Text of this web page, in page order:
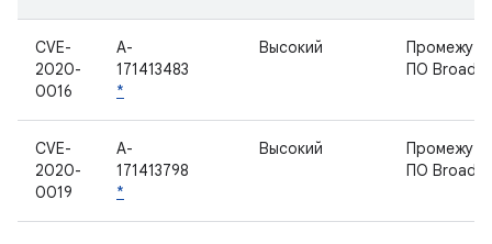
CVE-
2020-
0016
A-
171413483
*
Высокий
ПО
CVE-
2020-
0019
A-
171413798
*
Высокий
ПО